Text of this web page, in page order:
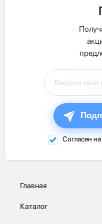
Согласен
Главная
Каталог